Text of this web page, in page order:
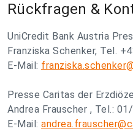
Rückfragen &
UniCredit Bank Austria
Franziska Schenker, Tel.
E-Mail:
Presse Caritas der
Andrea Frauscher , Tel.:
E-Mail: